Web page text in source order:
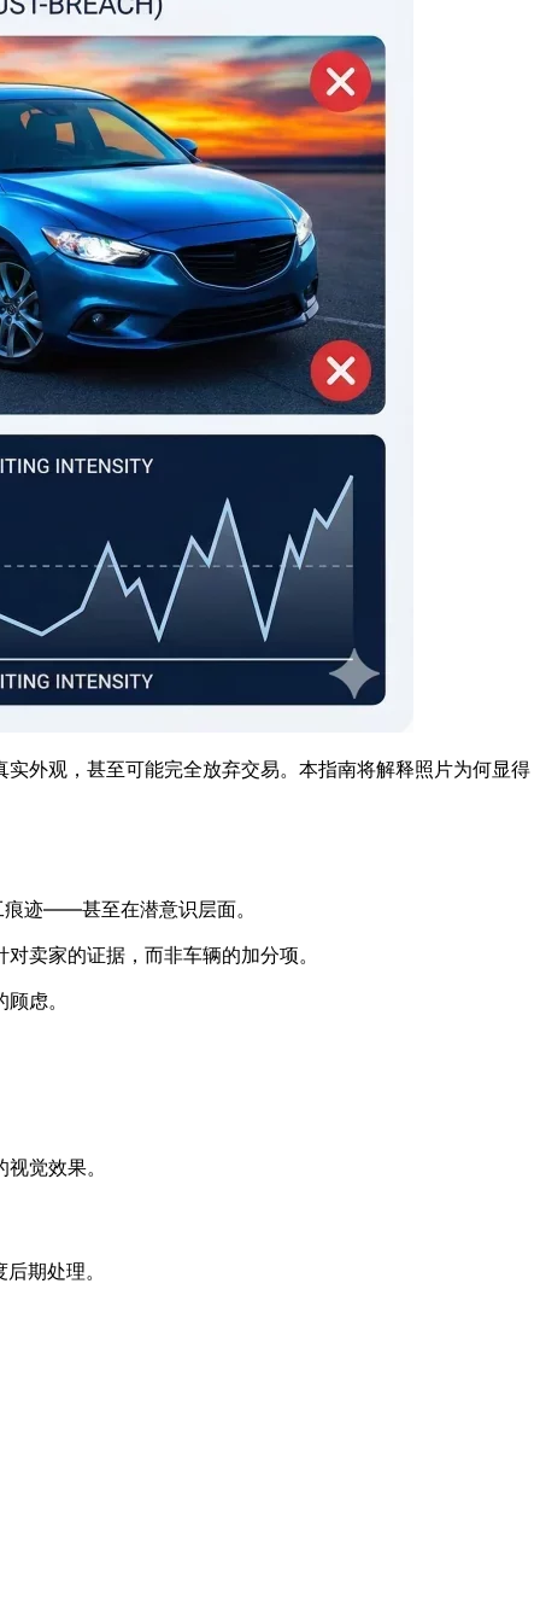
外观，甚至可能完全放弃交易。本指南将解释照片为何显得
迹——甚至在潜意识层面。
卖家的证据，而非车辆的加分项。
虑。
觉效果。
期处理。